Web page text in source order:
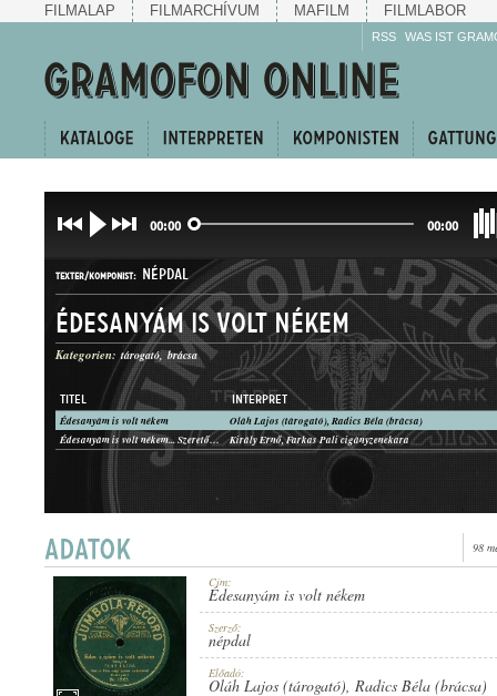
FILMALAP FILMARCHÍVUM MAFILM FILMLABOR
RSS WAS IST
00:00 00:00
TEXTER/KOMPONIST: NÉPDAL
GATTUNG: HALLGATÓ
ERSCHEINUNGSJAHR: 1908 KÖRÜL
Édesanyám is volt nékem
Kategorien: tárogató brácsa
TITEL INTERPRET
Édesanyám is volt nékem
Oláh Lajos (tárogató), Radics Béla (brácsa)
Édesanyám is volt nékem... Szeretőt keresek
Király Ernő, Farkas Pali cigányzenekara
98
Cím:
Édesanyám is volt nékem
Szerző:
népdal
Előadó:
Oláh Lajos (tárogató), Radics Béla (brácsa)